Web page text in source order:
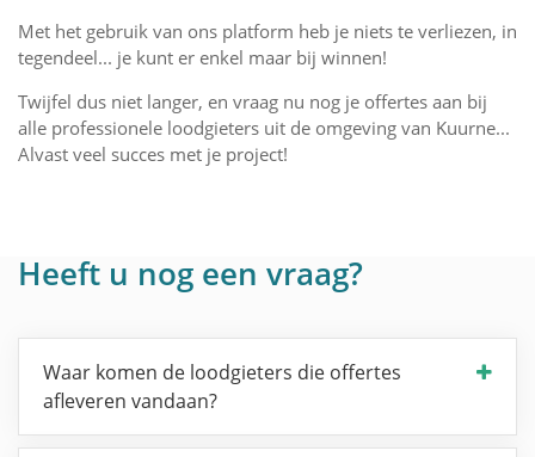
Met het gebruik van ons platform heb je niets te verliezen, in
tegendeel... je kunt er enkel maar bij winnen!
Twijfel dus niet langer, en vraag nu nog je offertes aan bij
alle professionele loodgieters uit de omgeving van Kuurne...
Alvast veel succes met je project!
Heeft u nog een vraag?
Waar komen de loodgieters die offertes
afleveren vandaan?